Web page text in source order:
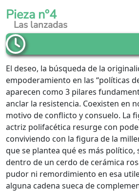
Pieza nº4
Las lanzadas
El deseo, la búsqueda de la
empoderamiento en las “políticas
aparecen como 3 pilares
anclar la resistencia. Coexisten en
motivo de conflicto y consuelo. La
actriz polifacética resurge con
conviviendo con la figura de la
que se plantea qué es más
dentro de un cerdo de cerámica
pudor ni remordimiento en esa
alguna cadena sueca de